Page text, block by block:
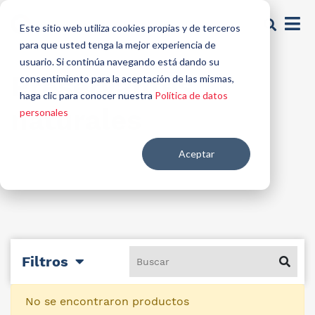
Este sitio web utiliza cookies propias y de terceros
para que usted tenga la mejor experiencia de
usuario. Si continúa navegando está dando su
consentimiento para la aceptación de las mismas,
haga clic para conocer nuestra Política de datos
personales
Aceptar
Preservantes
naturales
Filtros
No se encontraron productos